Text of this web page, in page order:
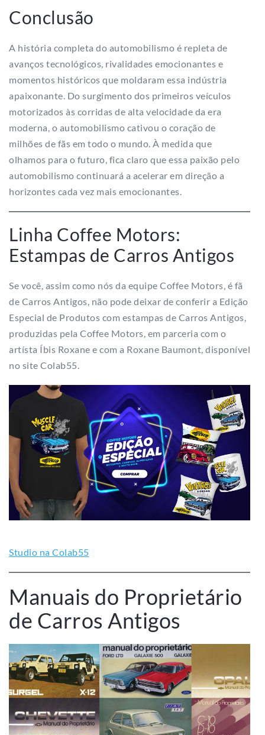
Conclusão
A história completa do automobilismo é repleta de
avanços tecnológicos, rivalidades emocionantes e
momentos históricos que moldaram essa indústria
apaixonante. Do surgimento dos primeiros veículos
motorizados às corridas de alta velocidade da era
moderna, o automobilismo cativou o coração de
milhões de fãs em todo o mundo. À medida que
olhamos para o futuro, fica claro que essa paixão pelo
automobilismo continuará a acelerar em direção a
horizontes cada vez mais emocionantes.
Linha Coffee Motors:
Estampas de Carros Antigos
Se você, assim como nós da equipe Coffee Motors, é fã
de Carros Antigos, não pode deixar de conferir a Edição
Especial de Produtos com estampas de Carros Antigos,
produzidas pela Coffee Motors, em parceria com o
artísta Íbis Roxane e com a Roxane Baumont, disponível
no site Colab55.
Studio na Colab55
Manuais do Proprietário
de Carros Antigos